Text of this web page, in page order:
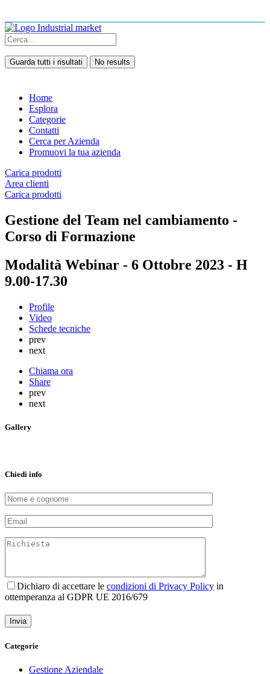
Guarda tutti i risultati No results
Home
Esplora
Categorie
Contatti
Cerca per Azienda
Promuovi la tua azienda
Carica prodotti
Area clienti
Carica prodotti
Gestione del Team nel cambiamento -
Corso di Formazione
Modalità Webinar - 6 Ottobre 2023 - H
9.00-17.30
Profile
Video
Schede tecniche
prev
next
Chiama ora
Share
prev
next
Gallery
Chiedi info
Dichiaro di accettare le condizioni di Privacy Policy in
ottemperanza al GDPR UE 2016/679
Categorie
Gestione Aziendale